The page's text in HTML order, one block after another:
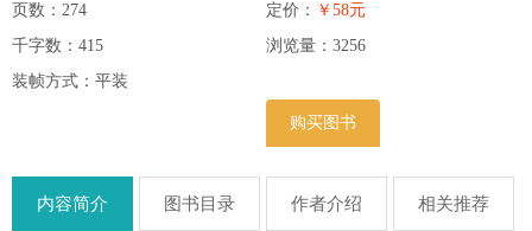
页数：274
千字数：415
装帧方式：平装
定价： ￥58元
浏览量： 3256
购买图书
内容简介 图书目录 作者介绍 相关推荐